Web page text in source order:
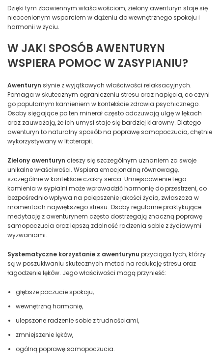
Dzięki tym zbawiennym właściwościom, zielony awenturyn staje się
nieocenionym wsparciem w dążeniu do wewnętrznego spokoju i
harmonii w życiu.
W JAKI SPOSÓB AWENTURYN
WSPIERA POMOC W ZASYPIANIU?
Awenturyn słynie z wyjątkowych właściwości relaksacyjnych.
Pomaga w skutecznym ograniczeniu stresu oraz napięcia, co czyni
go popularnym kamieniem w kontekście zdrowia psychicznego.
Osoby sięgające po ten minerał często odczuwają ulgę w lękach
oraz zauważają, że ich umysł staje się bardziej klarowny. Dlatego
awenturyn to naturalny sposób na poprawę samopoczucia, chętnie
wykorzystywany w litoterapii.
Zielony awenturyn cieszy się szczególnym uznaniem za swoje
unikalne właściwości. Wspiera emocjonalną równowagę,
szczególnie w kontekście czakry serca. Umiejscowienie tego
kamienia w sypialni może wprowadzić harmonię do przestrzeni, co
bezpośrednio wpływa na polepszenie jakości życia, zwłaszcza w
momentach największego stresu. Osoby regularnie praktykujące
medytację z awenturynem często dostrzegają znaczną poprawę
samopoczucia oraz lepszą zdolność radzenia sobie z życiowymi
wyzwaniami.
Systematyczne korzystanie z awenturynu przyciąga tych, którzy
są w poszukiwaniu skutecznych metod na redukcję stresu oraz
łagodzenie lęków. Jego właściwości mogą przynieść:
głębsze poczucie spokoju,
wewnętrzną harmonię,
ulepszone radzenie sobie z trudnościami,
zmniejszenie lęków,
ogólną poprawę samopoczucia.